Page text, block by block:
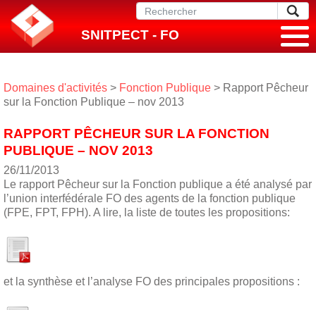
SNITPECT - FO
Domaines d'activités > Fonction Publique > Rapport Pêcheur
sur la Fonction Publique – nov 2013
RAPPORT PÊCHEUR SUR LA FONCTION
PUBLIQUE – NOV 2013
26/11/2013
Le rapport Pêcheur sur la Fonction publique a été analysé par
l’union interfédérale FO des agents de la fonction publique
(FPE, FPT, FPH). A lire, la liste de toutes les propositions:
et la synthèse et l’analyse FO des principales propositions :